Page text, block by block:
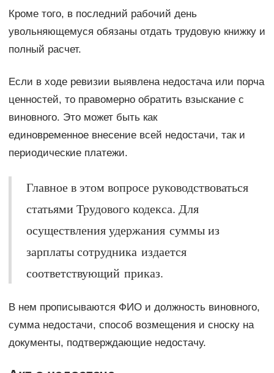
Кроме того, в последний рабочий день
увольняющемуся обязаны отдать трудовую книжку и
полный расчет.
Если в ходе ревизии выявлена недостача или порча
ценностей, то правомерно обратить взыскание с
виновного. Это может быть как
единовременное внесение всей недостачи, так и
периодические платежи.
Главное в этом вопросе руководствоваться
статьями Трудового кодекса. Для
осуществления удержания суммы из
зарплаты сотрудника издается
соответствующий приказ.
В нем прописываются ФИО и должность виновного,
сумма недостачи, способ возмещения и сноску на
документы, подтверждающие недостачу.